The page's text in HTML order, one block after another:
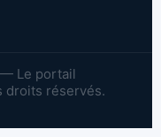
— Le portail
droits réservés.